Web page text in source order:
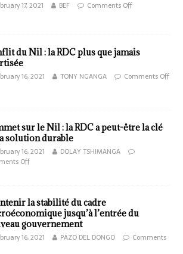
17, 2021 BEF Comments Off
du Nil : la RDC plus que jamais
16, 2021 TONY NGANGA Comments Off
sur le Nil : la RDC a peut-être la clé
solution durable
16, 2021
DOLAY TSHIMANGA
Off
la stabilité du cadre
jusqu’à l’entrée du
gouvernement
16, 2021 PAZO DEL DONGO
Comments